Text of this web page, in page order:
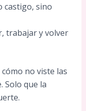
castigo, sino
trabajar y volver
no viste las
Solo que la